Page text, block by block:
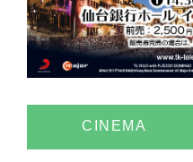
CINEMA